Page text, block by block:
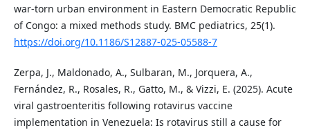
war-torn urban environment in Eastern Democratic Republic
of Congo: a mixed methods study. BMC pediatrics, 25(1).
https://doi.org/10.1186/S12887-025-05588-7
Zerpa, J., Maldonado, A., Sulbaran, M., Jorquera, A.,
Fernández, R., Rosales, R., Gatto, M., & Vizzi, E. (2025). Acute
viral gastroenteritis following rotavirus vaccine
implementation in Venezuela: Is rotavirus still a cause for